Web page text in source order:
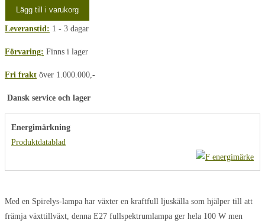
Plante
Spirelys
6500K,
60gr.
mängd
Lägg till i varukorg
Leveranstid: 1 - 3 dagar
Förvaring: Finns i lager
Fri frakt över 1.000.000,-
Dansk service och lager
Energimärkning
Produktdatablad
Med en Spirelys-lampa har växter en kraftfull ljuskälla som hjälper till att
främja växttillväxt, denna E27 fullspektrumlampa ger hela 100 W men